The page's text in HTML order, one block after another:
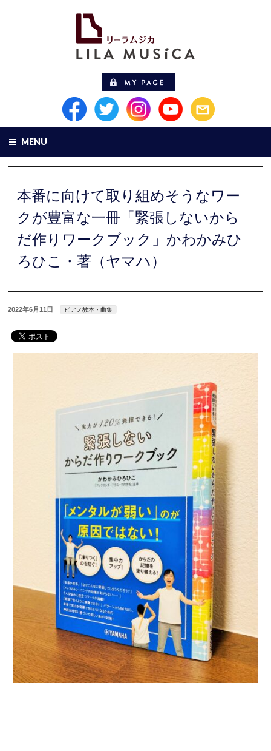
MENU
本番に向けて取り組めそうなワー
クが豊富な一冊「緊張しないから
だ作りワークブック」かわかみひ
ろひこ・著（ヤマハ）
2022年6月11日 ピアノ教本・曲集